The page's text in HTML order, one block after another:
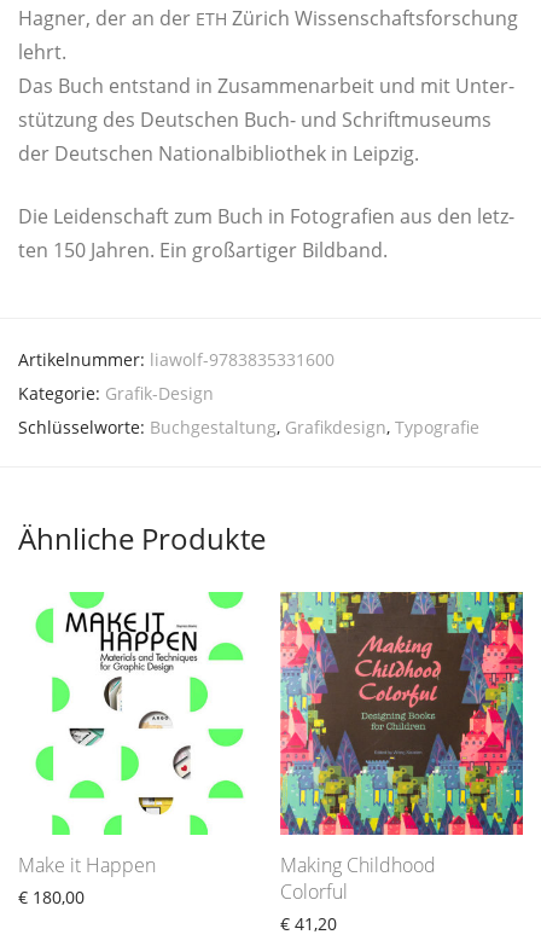
Hagner, der an der ETH Zürich Wis­sen­schafts­for­schung
lehrt.
Das Buch ent­stand in Zusam­men­ar­beit und mit Unter­
stüt­zung des Deut­schen Buch- und Schrift­mu­se­ums
der Deut­schen Natio­nal­bi­blio­thek in Leipzig.
Die Lei­den­schaft zum Buch in Foto­gra­fien aus den letz­
ten 150 Jah­ren. Ein groß­ar­ti­ger Bildband.
Artikelnummer: liawolf-9783835331600
Kategorie: Grafik-Design
Schlüsselworte: Buchgestaltung, Grafikdesign, Typografie
Ähnliche Produkte
Make it Happen
€ 180,00
Making Childhood
Colorful
€ 41,20